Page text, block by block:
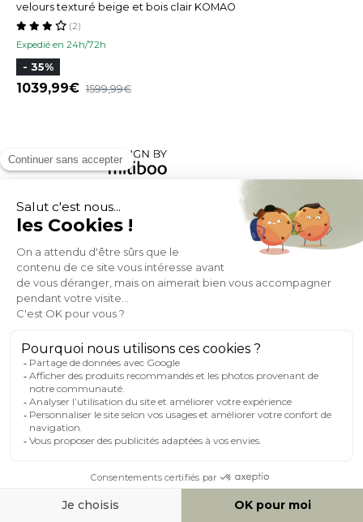
velours texturé beige et bois clair KOMAO
Expedié en 24h/72h
(2)
- 35%
1039,99 1599,99